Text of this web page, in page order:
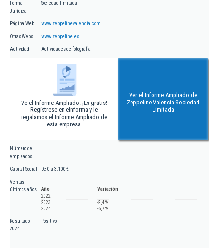
Forma
Jurídica
Sociedad limitada
Página Web www.zeppelinevalencia.com
Otras Webs www.zeppeline.es
Actividad Actividades de fotografía
Ve el Informe Ampliado. ¡Es gratis!
Regístrese en eInforma y le
regalamos el Informe Ampliado de
esta empresa
Ver el Informe Ampliado de
Zeppeline Valencia Sociedad
Limitada
Número de
empleados
Capital Social De 0 a 3.100 €
Ventas
últimos años
Año
Variación
2022
2023
-2,4 %
2024
-5,7 %
Resultado
2024
Positivo